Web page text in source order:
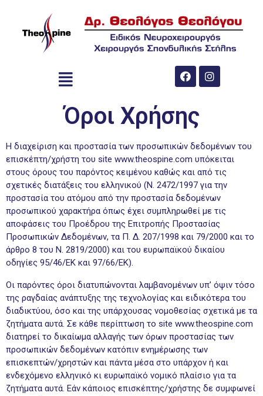
Όροι Χρήσης
Η διαχείριση και προστασία των προσωπικών δεδομένων του
επισκέπτη/χρήστη του site www.theospine.com υπόκειται
στους όρους του παρόντος κειμένου καθώς και από τις
σχετικές διατάξεις του ελληνικού (Ν. 2472/1997 για την
προστασία του ατόμου από την προστασία δεδομένων
προσωπικού χαρακτήρα όπως έχει συμπληρωθεί με τις
αποφάσεις του Προέδρου της Επιτροπής Προστασίας
Προσωπικών Δεδομένων, τα Π. Δ. 207/1998 και 79/2000 και το
άρθρο 8 του Ν. 2819/2000) και του ευρωπαϊκού δικαίου
οδηγίες 95/46/ΕΚ και 97/66/ΕΚ).
Οι παρόντες όροι διατυπώνονται λαμβανομένων υπ’ όψιν τόσο
της ραγδαίας ανάπτυξης της τεχνολογίας και ειδικότερα του
διαδικτύου, όσο και της υπάρχουσας νομοθεσίας σχετικά με τα
ζητήματα αυτά. Σε κάθε περίπτωση το site www.theospine.com
διατηρεί το δικαίωμα αλλαγής των όρων προστασίας των
προσωπικών δεδομένων κατόπιν ενημέρωσης των
επισκεπτών/χρηστών και πάντα μέσα στο υπάρχον ή και
ενδεχόμενο ελληνικό κι ευρωπαϊκό νομικό πλαίσιο για τα
ζητήματα αυτά. Εάν κάποιος επισκέπτης/χρήστης δε συμφωνεί